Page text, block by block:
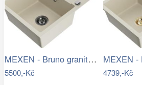
MEXEN - Bruno granitový dřez 1 s…
5500,-Kč 4739,-Kč